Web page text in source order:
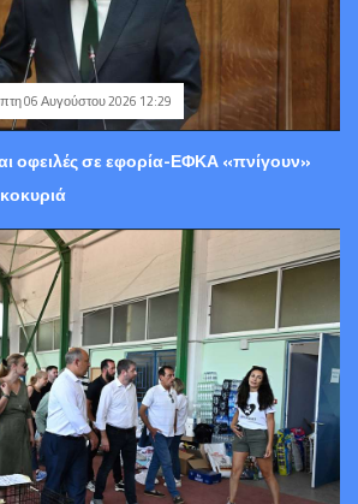
06 Αυγούστου 2026 12:29
οφειλές σε εφορία-ΕΦΚΑ «πνίγουν»